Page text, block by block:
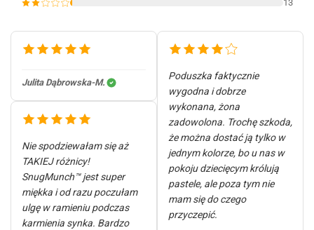
13
Julita Dąbrowska-M.
Nie spodziewałam się aż
TAKIEJ różnicy!
SnugMunch™ jest super
miękka i od razu poczułam
ulgę w ramieniu podczas
karmienia synka. Bardzo
Poduszka faktycznie
wygodna i dobrze
wykonana, żona
zadowolona. Trochę szkoda,
że można dostać ją tylko w
jednym kolorze, bo u nas w
pokoju dziecięcym królują
pastele, ale poza tym nie
mam się do czego
przyczepić.